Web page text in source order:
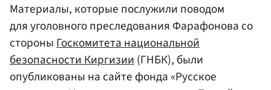
Материалы, которые послужили поводом
для уголовного преследования Фарафонова со
стороныГоскомитета национальной
безопасности Киргизии(ГНБК), были
опубликованы на сайте фонда «Русское